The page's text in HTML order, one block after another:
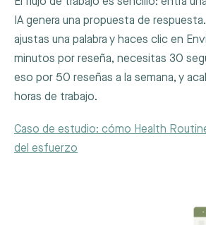
IA genera una propuesta de
ajustas una palabra y haces clic en
minutos por reseña, necesitas 30
eso por 50 reseñas a la semana, y
horas de trabajo.
Caso de estudio: cómo Health
del esfuerzo